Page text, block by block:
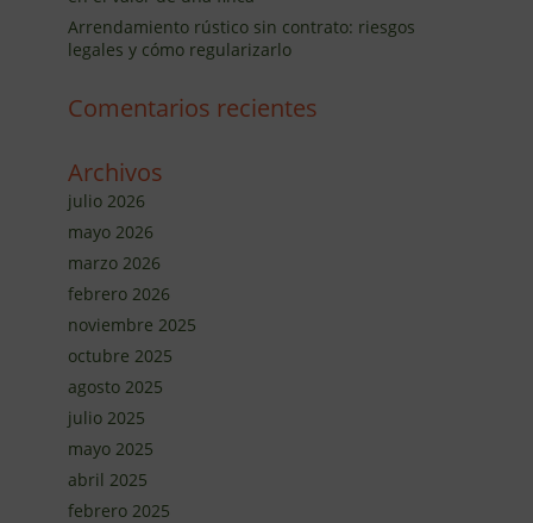
Arrendamiento rústico sin contrato: riesgos
legales y cómo regularizarlo
Comentarios recientes
Archivos
julio 2026
mayo 2026
marzo 2026
febrero 2026
noviembre 2025
octubre 2025
agosto 2025
julio 2025
mayo 2025
abril 2025
febrero 2025